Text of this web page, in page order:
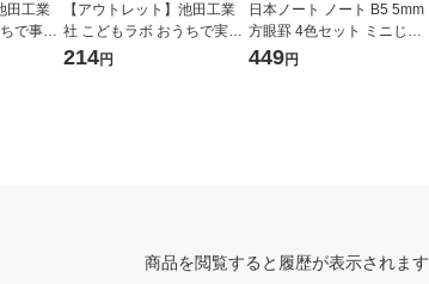
田工業
で事
1個
【アウトレット】池田工業
社 こどもラボ おうちで実験!
一瞬で凍る水!? 800 1個
214円
日本ノート ノート B5 5mm
方眼罫 4色セット ミニじゆ
うノートおまけ付 学習帳 LM
449円
商品を閲覧すると履歴が表示されます